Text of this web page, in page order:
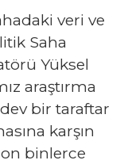
veri ve
Saha
Yüksel
araştırma
bir taraftar
karşın
binlerce